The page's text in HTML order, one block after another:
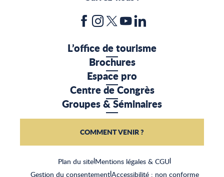
Plan du site|Mentions légales & CGU|
Gestion du consentement|Accessibilité : non conforme
L’office de tourisme
Brochures
Espace pro
Centre de Congrès
Groupes & Séminaires
COMMENT VENIR ?